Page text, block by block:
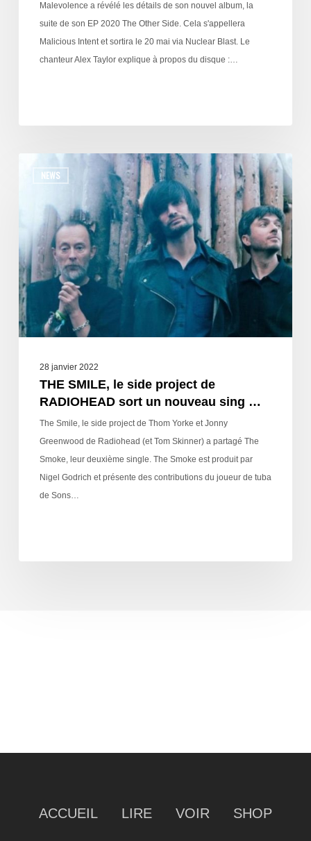
Malevolence a révélé les détails de son nouvel album, la
suite de son EP 2020 The Other Side. Cela s'appellera
Malicious Intent et sortira le 20 mai via Nuclear Blast. Le
chanteur Alex Taylor explique à propos du disque :…
NEWS
28 janvier 2022
THE SMILE, le side project de
RADIOHEAD sort un nouveau sing …
The Smile, le side project de Thom Yorke et Jonny
Greenwood de Radiohead (et Tom Skinner) a partagé The
Smoke, leur deuxième single. The Smoke est produit par
Nigel Godrich et présente des contributions du joueur de tuba
de Sons…
ACCUEIL LIRE VOIR SHOP